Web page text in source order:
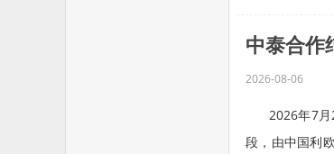
中泰合作
2026-08-06
2026年7月
段，由中国利